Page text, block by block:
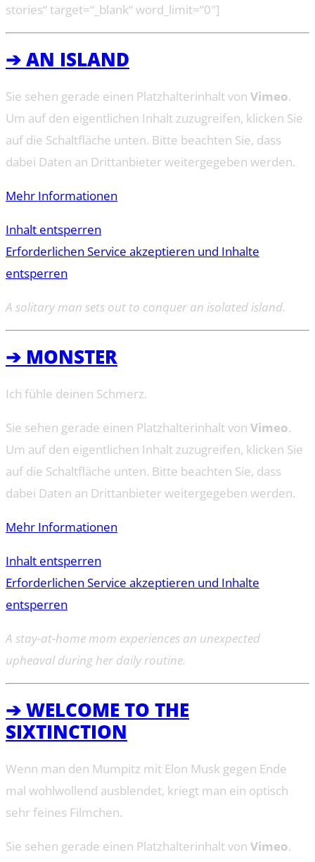
stories“ target=“_blank“ word_limit=“0″]
➔ AN ISLAND
Sie sehen gerade einen Platzhalterinhalt von Vimeo.
Um auf den eigentlichen Inhalt zuzugreifen, klicken Sie
auf die Schaltfläche unten. Bitte beachten Sie, dass
dabei Daten an Drittanbieter weitergegeben werden.
Mehr Informationen
Inhalt entsperren
Erforderlichen Service akzeptieren und Inhalte
entsperren
A solitary man sets out to conquer an isolated island.
➔ MONSTER
Ich fühle deinen Schmerz.
Sie sehen gerade einen Platzhalterinhalt von Vimeo.
Um auf den eigentlichen Inhalt zuzugreifen, klicken Sie
auf die Schaltfläche unten. Bitte beachten Sie, dass
dabei Daten an Drittanbieter weitergegeben werden.
Mehr Informationen
Inhalt entsperren
Erforderlichen Service akzeptieren und Inhalte
entsperren
A stay-at-home mom experiences an unexpected
upheaval during her daily routine.
➔ WELCOME TO THE
SIXTINCTION
Wenn man den Mumpitz mit Elon Musk gegen Ende
mal wohlwollend ausblendet, kriegt man ein optisch
sehr feines Filmchen.
Sie sehen gerade einen Platzhalterinhalt von Vimeo.